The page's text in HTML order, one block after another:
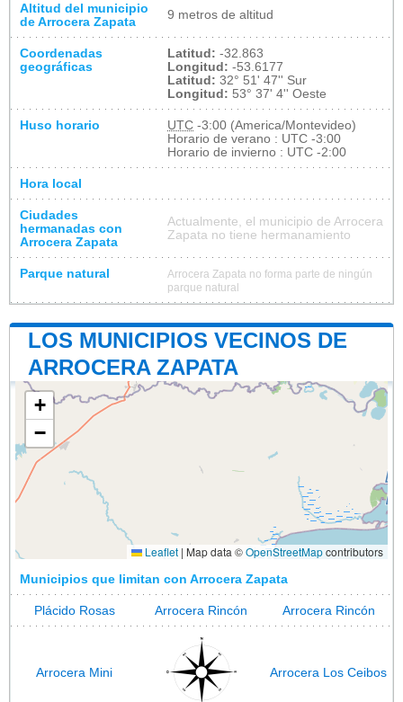
Altitud del municipio
de Arrocera Zapata
9 metros de altitud
Coordenadas
geográficas
Latitud: -32.863
Longitud: -53.6177
Latitud: 32° 51' 47'' Sur
Longitud: 53° 37' 4'' Oeste
Huso horario UTC -3:00 (America/Montevideo)
Horario de verano : UTC -3:00
Horario de invierno : UTC -2:00
Hora local
Ciudades
hermanadas con
Arrocera Zapata
Actualmente, el municipio de Arrocera
Zapata no tiene hermanamiento
Parque natural
Arrocera Zapata no forma parte de ningún
parque natural
LOS MUNICIPIOS VECINOS DE
ARROCERA ZAPATA
+
−
Leaflet | Map data ©OpenStreetMapcontributors
Municipios que limitan con Arrocera Zapata
Plácido Rosas Arrocera Rincón Arrocera Rincón
Arrocera Mini Arrocera Los Ceibos